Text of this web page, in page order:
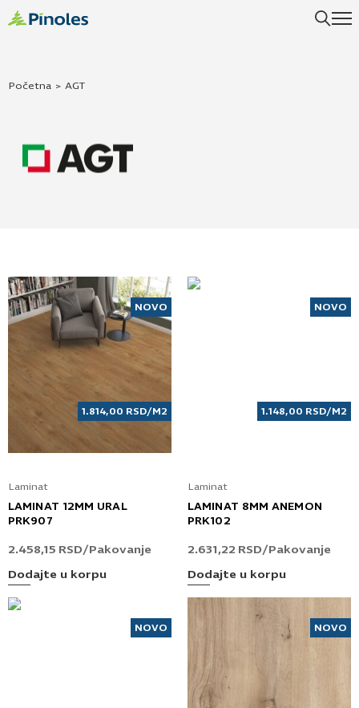
Početna > AGT
NOVO
1.814,00 RSD/M2
Laminat
LAMINAT 12MM URAL
PRK907
2.458,15 RSD/Pakovanje
Dodajte u korpu
NOVO
1.148,00 RSD/M2
Laminat
LAMINAT 8MM ANEMON
PRK102
2.631,22 RSD/Pakovanje
Dodajte u korpu
NOVO NOVO